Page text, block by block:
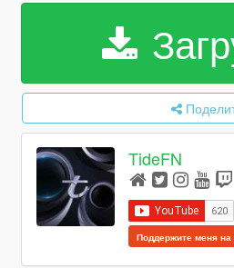
TideFN
Поддержите меня на